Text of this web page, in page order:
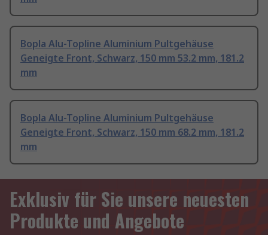
Bopla Alu-Topline Aluminium Pultgehäuse
Geneigte Front, Schwarz, 150 mm 53.2 mm, 181.2
mm
Bopla Alu-Topline Aluminium Pultgehäuse
Geneigte Front, Schwarz, 150 mm 68.2 mm, 181.2
mm
Exklusiv für Sie unsere neuesten
Produkte und Angebote